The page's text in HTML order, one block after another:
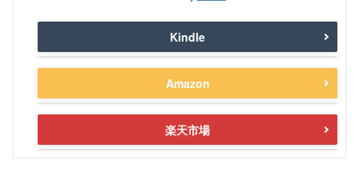
Kindle
Amazon
楽天市場